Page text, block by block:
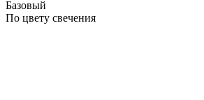
Базовый
По цвету свечения